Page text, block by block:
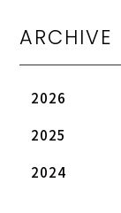
ARCHIVE
2026
2025
2024